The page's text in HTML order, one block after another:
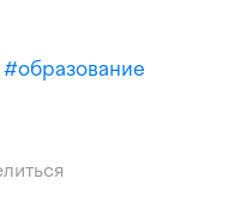
#образование